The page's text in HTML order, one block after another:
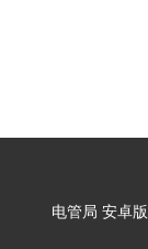
电管局 安卓